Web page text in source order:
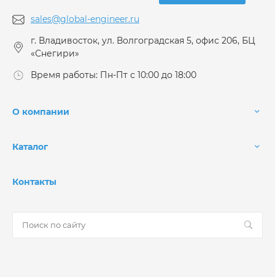
sales@global-engineer.ru
г. Владивосток, ул. Волгоградская 5, офис 206, БЦ
«Снегири»
Время работы: Пн-Пт с 10:00 до 18:00
О компании
Каталог
Контакты